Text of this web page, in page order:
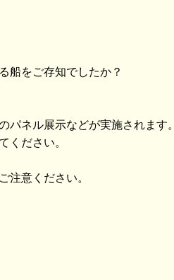
船をご存知でしたか？
パネル展示などが実施されます。
ください。
注意ください。